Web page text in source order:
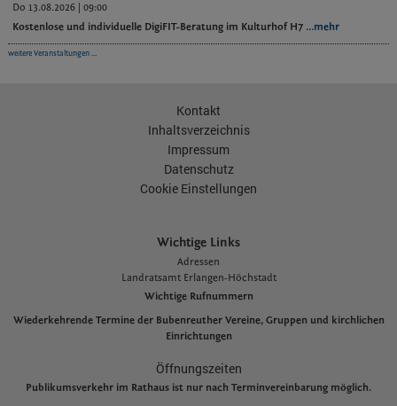
Do 13.08.2026 | 09:00
Kostenlose und individuelle DigiFIT-Beratung im Kulturhof H7 ...mehr
weitere Veranstaltungen ...
Kontakt
Inhaltsverzeichnis
Impressum
Datenschutz
Cookie Einstellungen
Wichtige Links
Adressen
Landratsamt Erlangen-Höchstadt
Wichtige Rufnummern
Wiederkehrende Termine der Bubenreuther Vereine, Gruppen und kirchlichen
Einrichtungen
Öffnungszeiten
Publikumsverkehr im Rathaus ist nur nach Terminvereinbarung möglich.